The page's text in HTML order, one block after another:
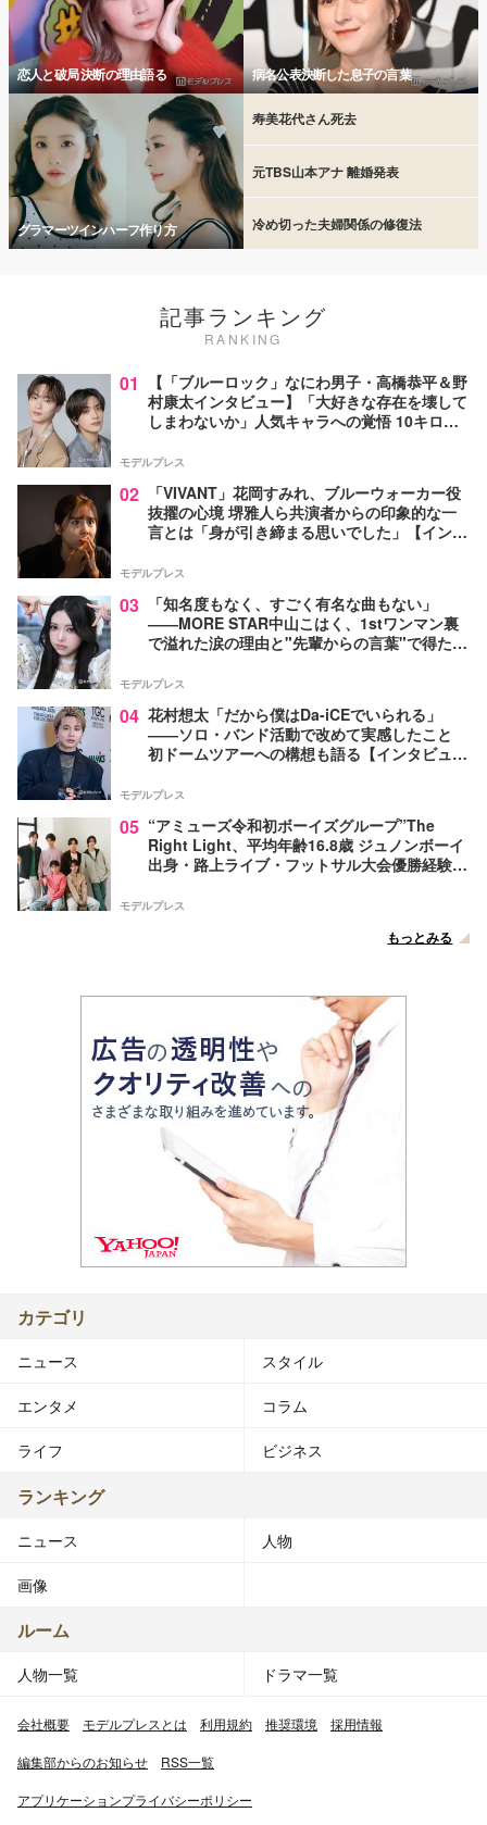
恋人と破局 決断の理由語る 病名公表決断した息子の言葉
グラマーツインハーフ作り方
寿美花代さん死去
元TBS山本アナ 離婚発表
冷め切った夫婦関係の修復法
記事ランキング
RANKING
01
【「ブルーロック」なにわ男子・高橋恭平＆野
村康太インタビュー】「大好きな存在を壊して
しまわないか」人気キャラへの覚悟 10キロ増
モデルプレス
02
「VIVANT」花岡すみれ、ブルーウォーカー役
抜擢の心境 堺雅人ら共演者からの印象的な一
言とは「身が引き締まる思いでした」【インタ
モデルプレス
03
「知名度もなく、すごく有名な曲もない」
――MORE STAR中山こはく、1stワンマン裏
で溢れた涙の理由と"先輩からの言葉"で得た覚
モデルプレス
04 花村想太「だから僕はDa-iCEでいられる」
――ソロ・バンド活動で改めて実感したこと
初ドームツアーへの構想も語る【インタビュ
モデルプレス
05 “アミューズ令和初ボーイズグループ”The
Right Light、平均年齢16.8歳 ジュノンボーイ
出身・路上ライブ・フットサル大会優勝経験者
な6人の魅力に迫る【インタビュー後編】
モデルプレス
もっとみる
カテゴリ
ニュース スタイル
エンタメ コラム
ライフ ビジネス
ランキング
ニュース 人物
画像
ルーム
人物一覧 ドラマ一覧
会社概要 モデルプレスとは 利用規約 推奨環境 採用情報
編集部からのお知らせ RSS一覧
アプリケーションプライバシーポリシー